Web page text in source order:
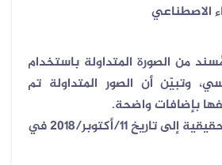
الاصطناعي
من الصورة المتداولة باستخدام
وتبيّن أن الصور المتداولة تم
بإضافات واضحة.
بينما تعود الصورة الحقيقية إلى تاريخ 11/أكتوبر/2018 في